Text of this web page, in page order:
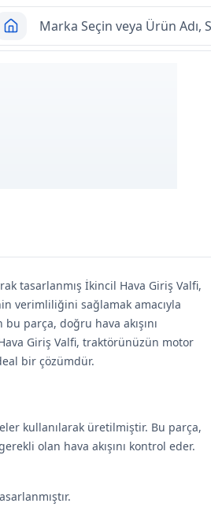
tasarlanmış İkincil Hava Giriş Valfi,
verimliliğini sağlamak amacıyla
parça, doğru hava akışını
Giriş Valfi, traktörünüzün motor
bir çözümdür.
kullanılarak üretilmiştir. Bu parça,
olan hava akışını kontrol eder.